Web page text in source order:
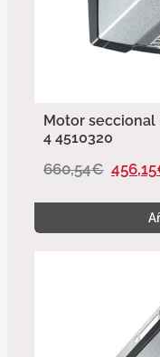
Motor seccional
4 4510320
660,54€ 456,15